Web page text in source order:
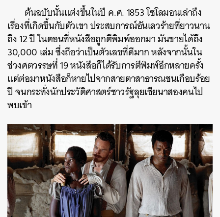
ต้นฉบับนั้นแต่งขึ้นในปี ค.ศ. 1853 โซโลมอนเล่าถึง
เรื่องที่เกิดขึ้นกับตัวเขา ประสบการณ์อันเลวร้ายที่ยาวนาน
ถึง 12 ปี ในตอนที่หนังสือถูกตีพิมพ์ออกมา มันขายได้ถึง
30,000 เล่ม ซึ่งถือว่าเป็นตัวเลขที่ดีมาก หลังจากนั้นใน
ช่วงศตวรรษที่ 19 หนังสือก็ได้รับการตีพิมพ์อีกหลายครั้ง
แต่ต่อมาหนังสือก็หายไปจากสายตาสาธารณชนเกือบร้อย
ปี จนกระทั่งนักประวัติศาสตร์ชาวรัฐลุยเซียนาสองคนไป
พบเข้า